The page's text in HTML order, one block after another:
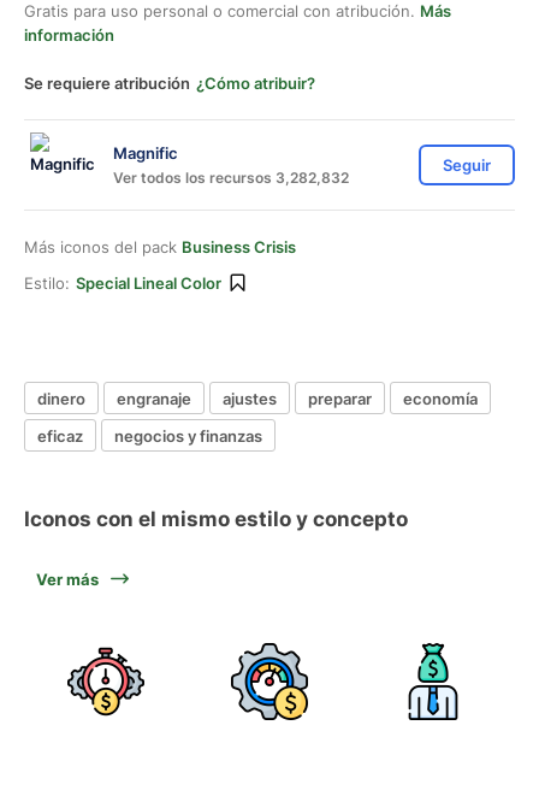
Gratis para uso personal o comercial con atribución. Más
información
Se requiere atribución ¿Cómo atribuir?
Magnific
Ver todos los recursos 3,282,832
Seguir
Más iconos del pack Business Crisis
Estilo: Special Lineal Color
dinero engranaje ajustes preparar
economía
eficaz
negocios y finanzas
Iconos con el mismo estilo y concepto
Ver más